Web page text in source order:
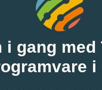
i gang med
i